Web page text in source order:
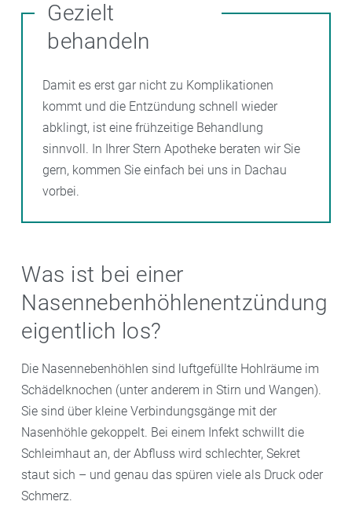
Gezielt
behandeln
Damit es erst gar nicht zu Komplikationen
kommt und die Entzündung schnell wieder
abklingt, ist eine frühzeitige Behandlung
sinnvoll. In Ihrer Stern Apotheke beraten wir Sie
gern, kommen Sie einfach bei uns in Dachau
vorbei.
Was ist bei einer
Nasennebenhöhlenentzündung
eigentlich los?
Die Nasennebenhöhlen sind luftgefüllte Hohlräume im
Schädelknochen (unter anderem in Stirn und Wangen).
Sie sind über kleine Verbindungsgänge mit der
Nasenhöhle gekoppelt. Bei einem Infekt schwillt die
Schleimhaut an, der Abfluss wird schlechter, Sekret
staut sich – und genau das spüren viele als Druck oder
Schmerz.